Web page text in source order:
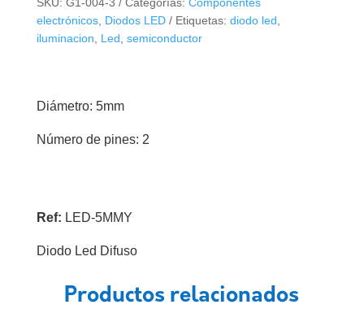
Amarillo
cantidad
electrónicos, Diodos LED Etiquetas: diodo led
iluminacion
Led semiconductor
Diámetro: 5mm
Número de pines: 2
Ref: LED-5MMY
Diodo Led Difuso
Productos relacionados